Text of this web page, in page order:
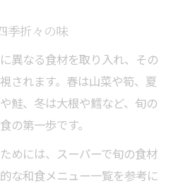
季折々の味
異なる食材を取り入れ、その
されます。春は山菜や筍、夏
鮭、冬は大根や鱈など、旬の
の第一歩です。
めには、スーパーで旬の食材
な和食メニュー一覧を参考に